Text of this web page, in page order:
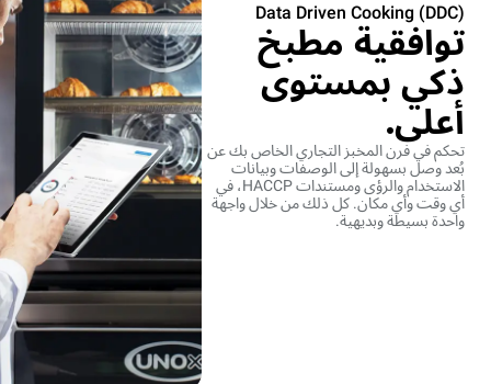
Data Driven Cooking (DDC)
توافقية مطبخ
ذكي بمستوى
أعلى.
تحكم في فرن المخبز التجاري الخاص بك عن
بُعد وصل بسهولة إلى الوصفات وبيانات
الاستخدام والرؤى ومستندات HACCP، في
أي وقت وأي مكان. كل ذلك من خلال واجهة
واحدة بسيطة وبديهية.